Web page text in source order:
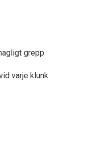
grepp.
varje klunk.